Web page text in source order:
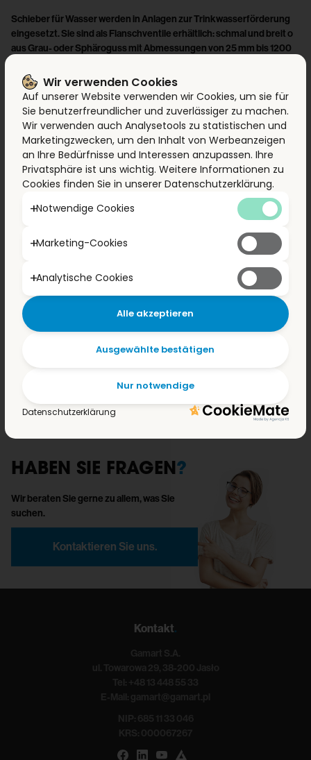
Schieber für Wasser werden in Anlagen zur Trinkwasserförderung
eingesetzt. Sie sind als Flanschventile erhältlich: schmal und breit o
aus Grau- oder Sphäroguss mit Abmessungen von 25 mm bis 1200
PRODUKTVORTEILE:
Arbeitsdruck bis 1,6 MPa
Arten von Absperrschiebern: weichdichtend, Schere, Ring
2 Nennweiten DN 25 bis DN 50 als Anschluss- Ventile, Gewinde,
HABEN SIE FRAGEN?
Wir beraten Sie gerne zu allem, was Sie
suchen.
Kontaktieren Sie uns.
Kontakt.
Wir verwenden Cookies
Auf unserer Website verwenden wir Cookies, um sie für
Sie benutzerfreundlicher und zuverlässiger zu machen.
Wir verwenden auch Analysetools zu statistischen und
Marketingzwecken, um den Inhalt von Werbeanzeigen
an Ihre Bedürfnisse und Interessen anzupassen. Ihre
Privatsphäre ist uns wichtig. Weitere Informationen zu
Cookies finden Sie in unserer Datenschutzerklärung.
Notwendige Cookies
Marketing-Cookies
Analytische Cookies
Nur notwendige
Ausgewählte bestätigen
Alle akzeptieren
Datenschutzerklärung